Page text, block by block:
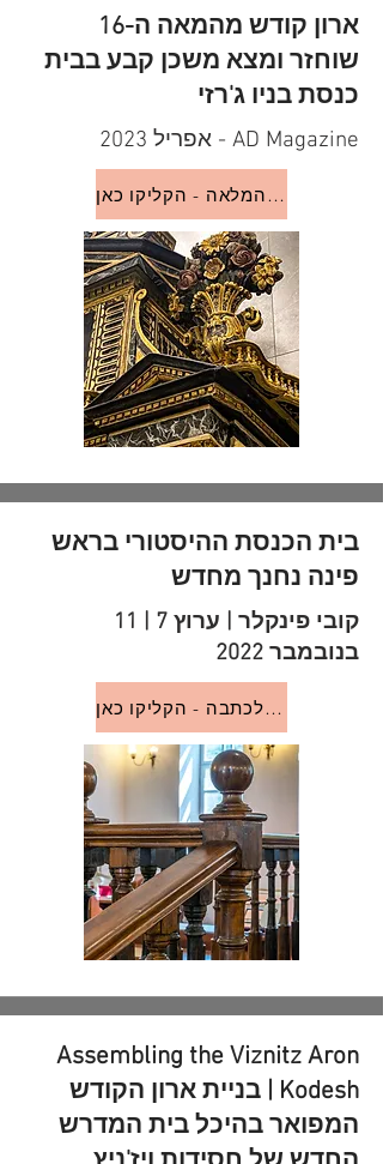
ארון קודש מהמאה ה-16
שוחזר ומצא משכן קבע בבית
כנסת בניו ג'רזי
AD Magazine - אפריל 2023
לכתבה המלאה - הקליקו כאן
בית הכנסת ההיסטורי בראש
פינה נחנך מחדש
קובי פינקלר | ערוץ 7 | 11
בנובמבר 2022
לקריאה או האזנה לכתבה - הקליקו כאן
Assembling the Viznitz Aron
Kodesh | בניית ארון הקודש
המפואר בהיכל בית המדרש